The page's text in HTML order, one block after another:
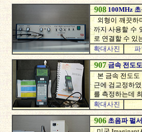
908 100MHz
외형이 깨끗하
까지 사용할 수
로 연결할 수 있
확대사진
파
907 금속 전도
본 금속 전도도
근에 검교정하
를 측정하는데
확대사진
906 초음파 펄